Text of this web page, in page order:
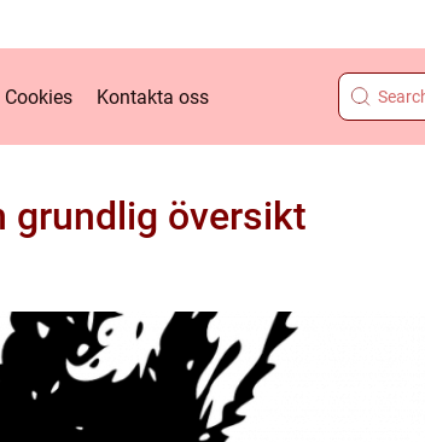
Cookies Kontakta oss
grundlig översikt